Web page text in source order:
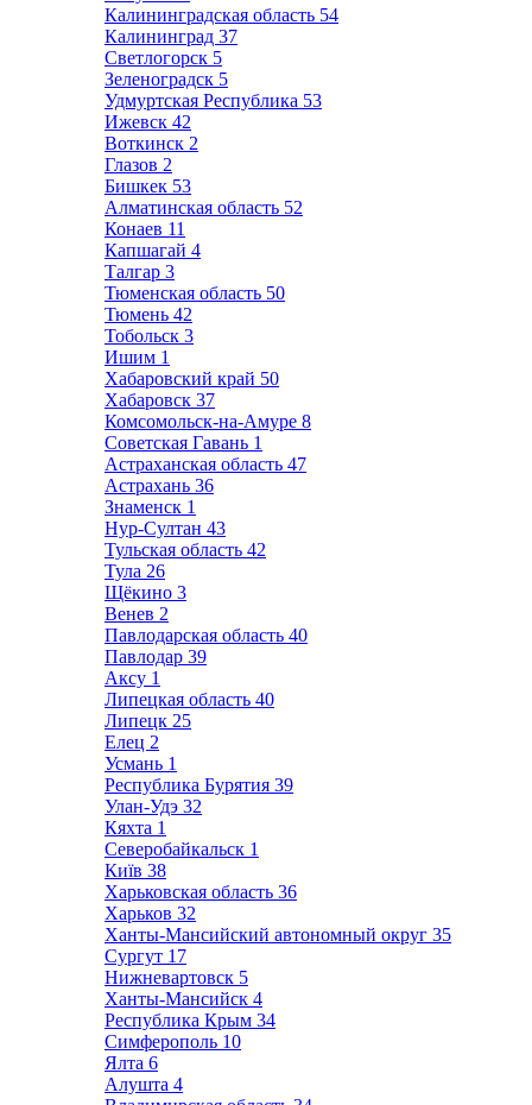
Калининградская область 54
Калининград 37
Светлогорск 5
Зеленоградск 5
Удмуртская Республика 53
Ижевск 42
Воткинск 2
Глазов 2
Бишкек 53
Алматинская область 52
Конаев 11
Капшагай 4
Талгар 3
Тюменская область 50
Тюмень 42
Тобольск 3
Ишим 1
Хабаровский край 50
Хабаровск 37
Комсомольск-на-Амуре 8
Советская Гавань 1
Астраханская область 47
Астрахань 36
Знаменск 1
Нур-Султан 43
Тульская область 42
Тула 26
Щёкино 3
Венев 2
Павлодарская область 40
Павлодар 39
Аксу 1
Липецкая область 40
Липецк 25
Елец 2
Усмань 1
Республика Бурятия 39
Улан-Удэ 32
Кяхта 1
Северобайкальск 1
Київ 38
Харьковская область 36
Харьков 32
Ханты-Мансийский автономный округ 35
Сургут 17
Нижневартовск 5
Ханты-Мансийск 4
Республика Крым 34
Симферополь 10
Ялта 6
Алушта 4